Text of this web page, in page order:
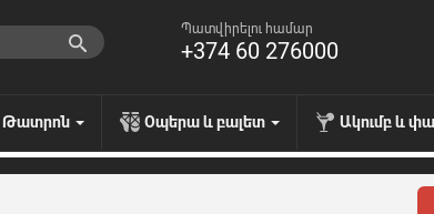
Պատվիրելու համար
+374 60 276000
Թատրոն Օպերա և բալետ Ակումբ և